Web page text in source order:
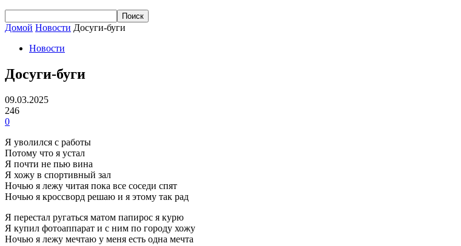
Домой Новости Досуги-буги
Новости
Досуги-буги
09.03.2025
246
0
Я уволился с работы
Потому что я устал
Я почти не пью вина
Я хожу в спортивный зал
Ночью я лежу читая пока все соседи спят
Ночью я кроссворд решаю и я этому так рад
Я перестал ругаться матом папирос я курю
Я купил фотоаппарат и с ним по городу хожу
Ночью я лежу мечтаю у меня есть одна мечта